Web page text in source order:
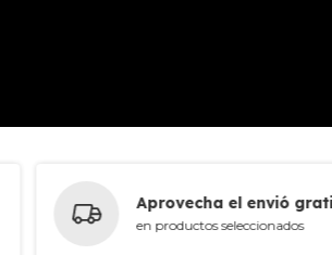
Aprovecha el envió
en productos seleccionados